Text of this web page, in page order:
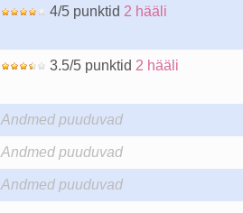
4/5 punktid 2 hääli
3.5/5 punktid 2 hääli
Andmed puuduvad
Andmed puuduvad
Andmed puuduvad